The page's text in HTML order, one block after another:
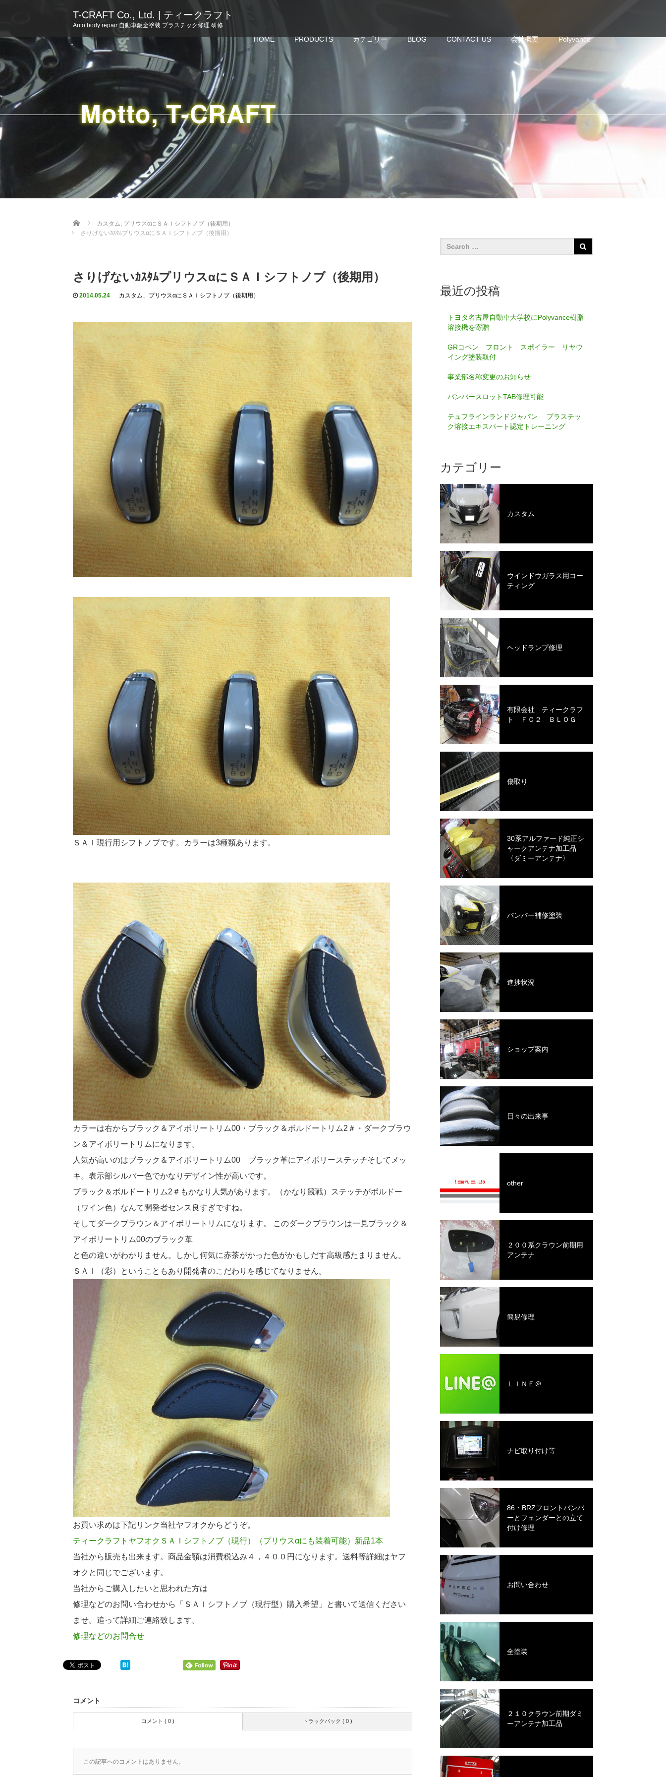
T-CRAFT Co., Ltd. | ティークラフト
Auto body repair 自動車鈑金塗装 プラスチック修理 研修
HOME PRODUCTS カテゴリー BLOG CONTACT US 会社概要 Polyvance
Motto, T-CRAFT
Home カスタム, プリウスαにＳＡＩシフトノブ（後期用）
さりげないｶｽﾀﾑプリウスαにＳＡＩシフトノブ（後期用）
さりげないｶｽﾀﾑプリウスαにＳＡＩシフトノブ（後期用）
2014.05.24 カスタム、 プリウスαにＳＡＩシフトノブ（後期用）
ＳＡＩ現行用シフトノブです。カラーは3種類あります。
カラーは右からブラック＆アイボリートリム00・ブラック＆ボルドートリム2＃・ダークブラウ
ン＆アイボリートリムになります。
人気が高いのはブラック＆アイボリートリム00 ブラック革にアイボリーステッチそしてメッ
キ。表示部シルバー色でかなりデザイン性が高いです。
ブラック＆ボルドートリム2＃もかなり人気があります。（かなり競戦）ステッチがボルドー
（ワイン色）なんて開発者センス良すぎですね。
そしてダークブラウン＆アイボリートリムになります。 このダークブラウンは一見ブラック＆
アイボリートリム00のブラック革
と色の違いがわかりません。しかし何気に赤茶がかった色がかもしだす高級感たまりません。
ＳＡＩ（彩）ということもあり開発者のこだわりを感じてなりません。
お買い求めは下記リンク当社ヤフオクからどうぞ。
ティークラフトヤフオクＳＡＩシフトノブ（現行）（プリウスαにも装着可能）新品1本
当社から販売も出来ます。商品金額は消費税込み４，４００円になります。送料等詳細はヤフ
オクと同じでございます。
当社からご購入したいと思われた方は
修理などのお問い合わせから「ＳＡＩシフトノブ（現行型）購入希望」と書いて送信ください
ませ。追って詳細ご連絡致します。
修理などのお問合せ
コメント
コメント ( 0 ) トラックバック ( 0 )
この記事へのコメントはありません。
最近の投稿
トヨタ名古屋自動車大学校にPolyvance樹脂
溶接機を寄贈
GRコペン フロント スポイラー リヤウ
イング塗装取付
事業部名称変更のお知らせ
バンパースロットTAB修理可能
テュフラインランドジャパン プラスチッ
ク溶接エキスパート認定トレーニング
カテゴリー
カスタム
ウインドウガラス用コー
ティング
ヘッドランプ修理
有限会社 ティークラフ
ト ＦＣ２ ＢＬＯＧ
傷取り
30系アルファード純正シ
ャークアンテナ加工品
〈ダミーアンテナ〉
バンパー補修塗装
進捗状況
ショップ案内
日々の出来事
other
２００系クラウン前期用
アンテナ
簡易修理
ＬＩＮＥ＠
ナビ取り付け等
86・BRZフロントバンパ
ーとフェンダーとの立て
付け修理
お問い合わせ
全塗装
２１０クラウン前期ダミ
ーアンテナ加工品